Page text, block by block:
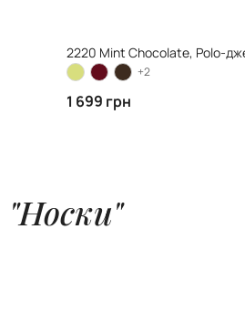
2220 Mint Chocolate, Polo-
+2
1 699 грн
"Носки"